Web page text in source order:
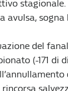
avulsa,
del
(-171 di